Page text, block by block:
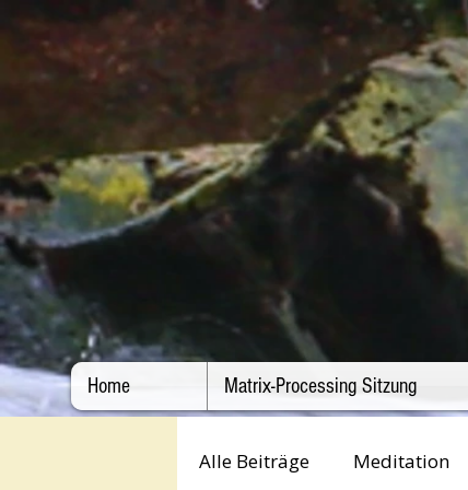
Home Matrix-Processing Sitzung
Alle Beiträge Meditation